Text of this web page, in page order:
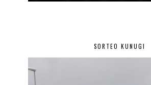
SORTEO KUNUGI